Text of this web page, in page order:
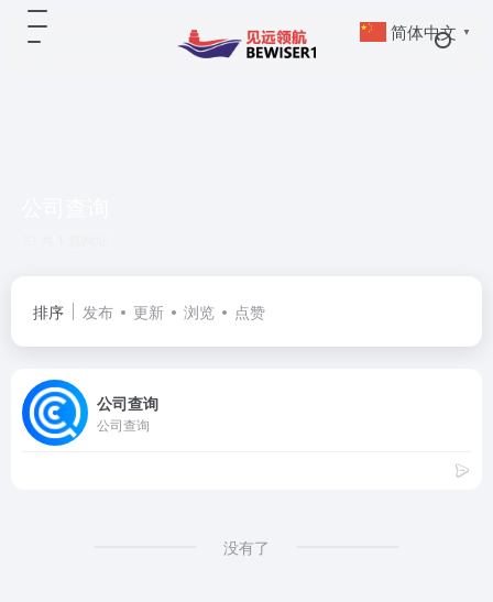
排序 发布 更新 浏览 点赞
公司查询
公司查询
没有了
简体中文 ▼